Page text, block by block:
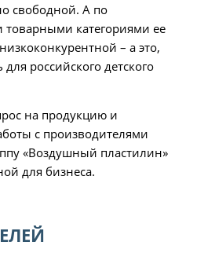
свободной. А по
товарными категориями ее
– а это,
для российского детского
на продукцию и
с производителями
«Воздушный пластилин»
для бизнеса.